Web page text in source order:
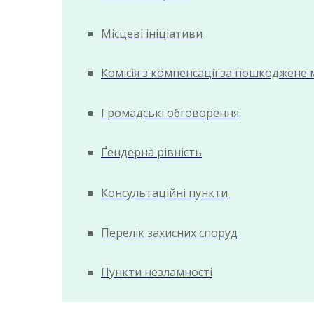
Місцеві ініціативи
Комісія з компенсації за пошкоджене
Громадські обговорення
Ґендерна рівність
Консультаційні пункти
Перелік захисних споруд
Пункти незламності